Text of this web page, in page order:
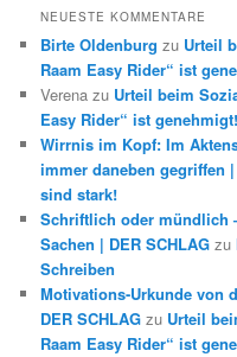
NEUESTE KOMMENTARE
Birte Oldenburg zu Urteil
Raam Easy Rider“ ist
Verena zu Urteil beim
Easy Rider“ ist genehmigt!
Wirrnis im Kopf: Im
immer daneben gegriffen |
sind stark!
Schriftlich oder mündlich
Sachen | DER SCHLAG zu
Schreiben
Motivations-Urkunde von
DER SCHLAG zu Urteil
Raam Easy Rider“ ist